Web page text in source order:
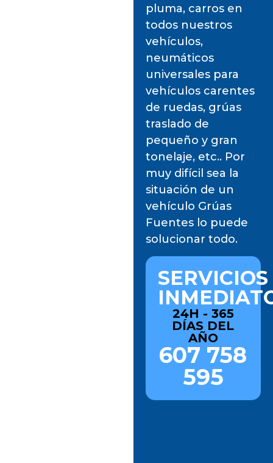
pluma, carros en
todos nuestros
vehículos,
neumáticos
universales para
vehículos carentes
de ruedas, grúas
traslado de
pequeño y gran
tonelaje, etc.. Por
muy difícil sea la
situación de un
vehículo Grúas
Fuentes lo puede
solucionar todo.
SERVICIOS
24H - 365
DÍAS DEL
AÑO
607 758
595